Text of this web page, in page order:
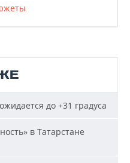
до +31 градуса
в Татарстане